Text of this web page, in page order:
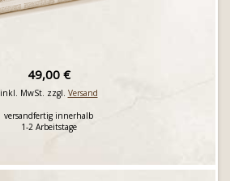
49,00 €
inkl. MwSt. zzgl. Versand
versandfertig innerhalb
1-2 Arbeitstage